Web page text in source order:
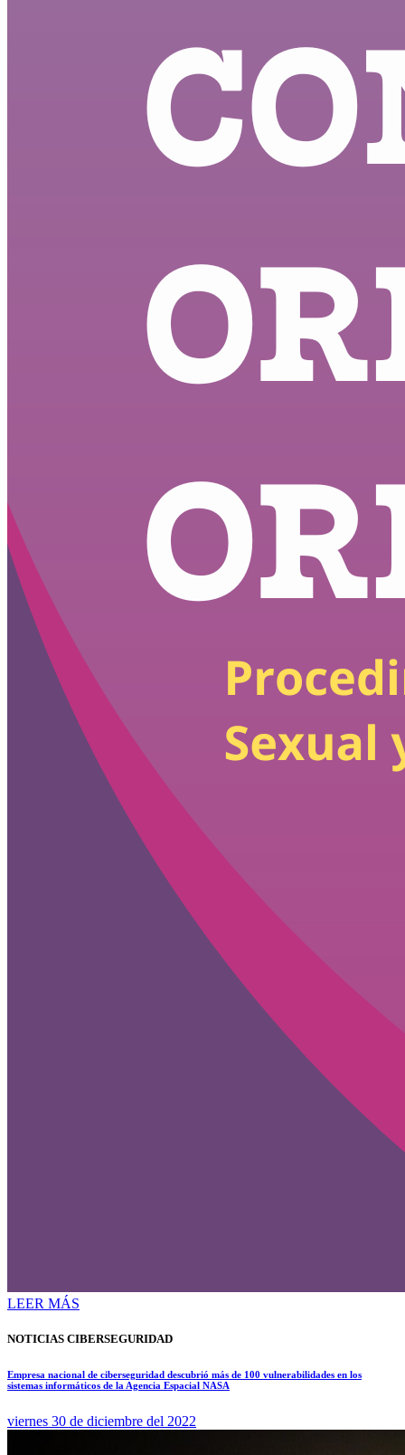
LEER MÁS
NOTICIAS CIBERSEGURIDAD
Empresa nacional de ciberseguridad descubrió más de 100 vulnerabilidades en los
sistemas informáticos de la Agencia Espacial NASA
viernes 30 de diciembre del 2022